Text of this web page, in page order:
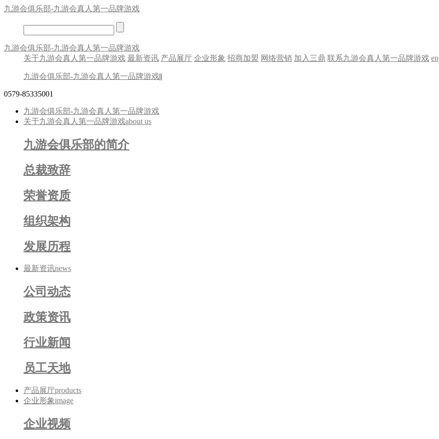
九游会俱乐部-九游会真人第一品牌游戏
九游会俱乐部-九游会真人第一品牌游戏
关于九游会真人第一品牌游戏 最新资讯 产品展厅 企业形象 招商加盟 网络营销 加入三鼎 联系九游会真人第一品牌游戏
九游会俱乐部-九游会真人第一品牌游戏||
0579-85335001
九游会俱乐部-九游会真人第一品牌游戏
关于九游会真人第一品牌游戏about us
九游会俱乐部的简介
总裁致辞
荣誉资质
组织架构
发展历程
最新资讯news
公司动态
政策资讯
行业新闻
员工天地
产品展厅products
企业形象image
企业视频